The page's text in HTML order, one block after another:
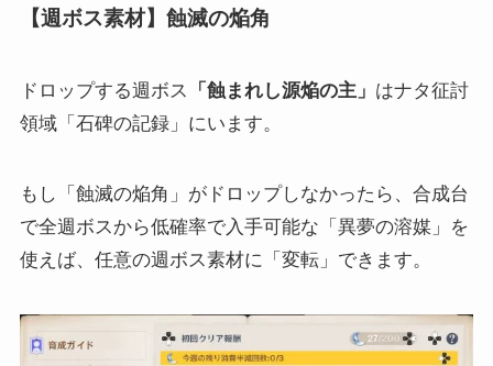
【週ボス素材】蝕滅の焔角
ドロップする週ボス 「蝕まれし源焔の主」 はナタ征討
領域「石碑の記録」にいます。
もし「蝕滅の焔角」がドロップしなかったら、合成台
で全週ボスから低確率で入手可能な「異夢の溶媒」を
使えば、任意の週ボス素材に「変転」できます。